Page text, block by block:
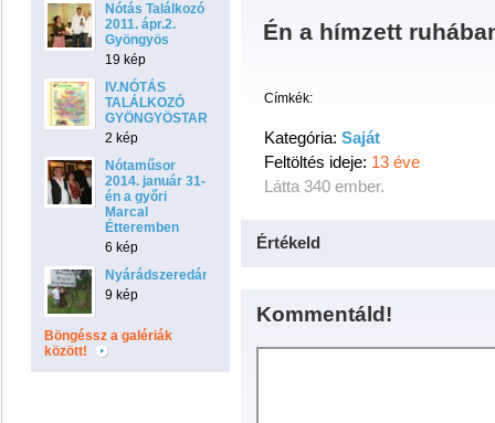
Nótás Találkozó
2011. ápr.2.
Gyöngyös
19 kép
IV.NÓTÁS
TALÁLKOZÓ
GYÖNGYÖSTARJÁNBAN
2 kép
Nótaműsor
2014. január 31-
én a győri
Marcal
Étteremben
6 kép
Nyárádszeredán
9 kép
Böngéssz a galériák
között!
Én a hímzett
Címkék:
Kategória: Saját
Feltöltés ideje: 13 éve
Látta 340 ember.
Értékeld
Kommentáld!